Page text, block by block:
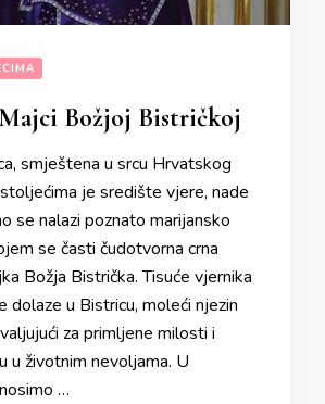
Božjoj Bistričkoj
smještena u srcu Hrvatskog
je središte vjere, nade
se nalazi poznato marijansko
se časti čudotvorna crna
Božja Bistrička. Tisuće vjernika
dolaze u Bistricu, moleći njezin
za primljene milosti i
u životnim nevoljama. U
…